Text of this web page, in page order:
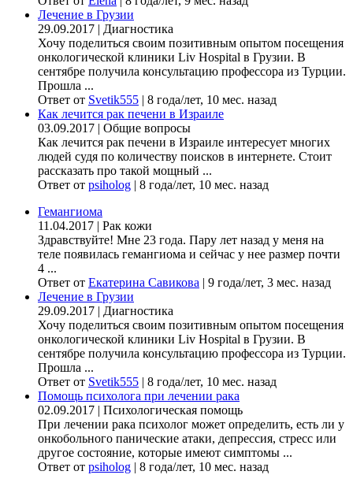
Лечение в Грузии
29.09.2017 | Диагностика
Хочу поделиться своим позитивным опытом посещения
онкологической клиники Liv Hospital в Грузии. В
сентябре получила консультацию профессора из Турции.
Прошла ...
Ответ от Svetik555 | 8 года/лет, 10 мес. назад
Как лечится рак печени в Израиле
03.09.2017 | Общие вопросы
Как лечится рак печени в Израиле интересует многих
людей судя по количеству поисков в интернете. Стоит
рассказать про такой мощный ...
Ответ от psiholog | 8 года/лет, 10 мес. назад
Гемангиома
11.04.2017 | Рак кожи
Здравствуйте! Мне 23 года. Пару лет назад у меня на
теле появилась гемангиома и сейчас у нее размер почти
4 ...
Ответ от Екатерина Савикова | 9 года/лет, 3 мес. назад
Лечение в Грузии
29.09.2017 | Диагностика
Хочу поделиться своим позитивным опытом посещения
онкологической клиники Liv Hospital в Грузии. В
сентябре получила консультацию профессора из Турции.
Прошла ...
Ответ от Svetik555 | 8 года/лет, 10 мес. назад
Помощь психолога при лечении рака
02.09.2017 | Психологическая помощь
При лечении рака психолог может определить, есть ли у
онкобольного панические атаки, депрессия, стресс или
другое состояние, которые имеют симптомы ...
Ответ от psiholog | 8 года/лет, 10 мес. назад